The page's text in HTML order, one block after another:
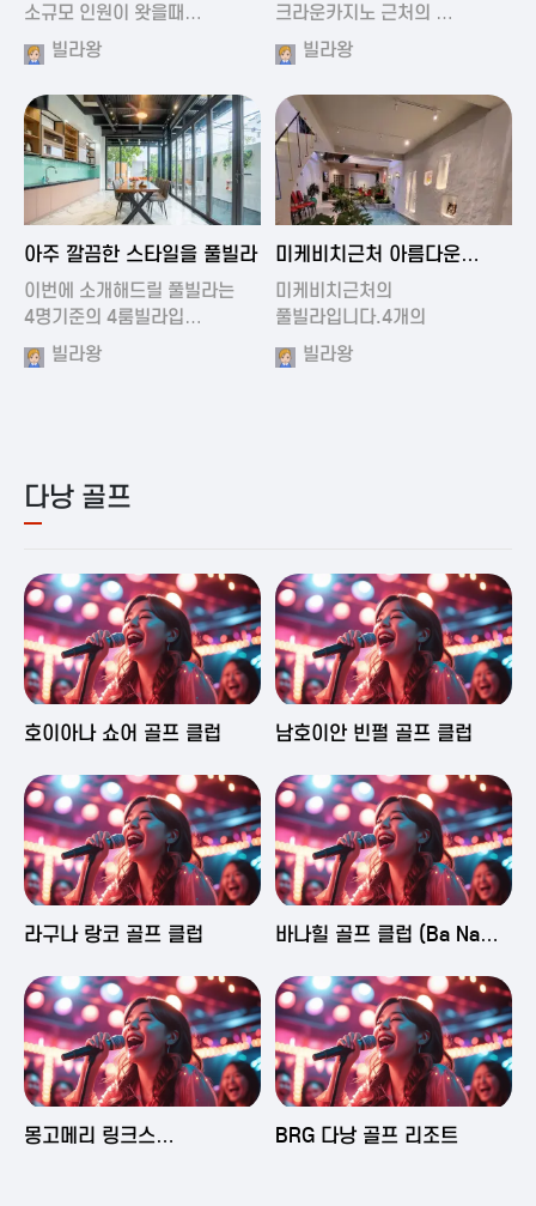
소규모 인원이 왓을때…
빌라왕
크라운카지노 근처의 …
빌라왕
2024-11-19 01:01
아주 깔끔한 스타일을 풀빌라
이번에 소개해드릴 풀빌라는
4명기준의 4룸빌라입…
빌라왕
2024-11-16 15:32
미케비치근처 아름다운
풀빌라
미케비치근처의
풀빌라입니다.4개의
아름다운방과…
빌라왕
다낭 골프
2025-06-03 16:43
호이아나 쇼어 골프 클럽 2025-06-03 15:09
남호이안 빈펄 골프 클럽
2025-06-03 15:05
라구나 랑코 골프 클럽 2025-06-03 14:58
바나힐 골프 클럽 (Ba Na
2025-06-03 14:50
몽고메리 링크스
2025-06-02 23:29
BRG 다낭 골프 리조트